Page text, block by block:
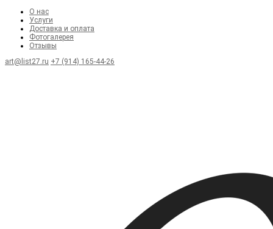
О нас
Услуги
Доставка и оплата
Фотогалерея
Отзывы
art@list27.ru +7 (914) 165-44-26